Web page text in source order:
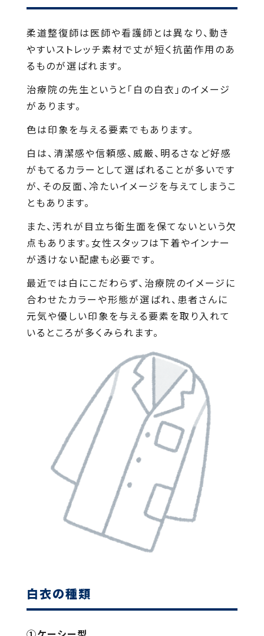
柔道整復師は医師や看護師とは異なり、動き
やすいストレッチ素材で丈が短く抗菌作用のあ
るものが選ばれます。
治療院の先生というと「白の白衣」のイメージ
があります。
色は印象を与える要素でもあります。
白は、清潔感や信頼感、威厳、明るさなど好感
がもてるカラーとして選ばれることが多いです
が、その反面、冷たいイメージを与えてしまうこ
ともあります。
また、汚れが目立ち衛生面を保てないという欠
点もあります。女性スタッフは下着やインナー
が透けない配慮も必要です。
最近では白にこだわらず、治療院のイメージに
合わせたカラーや形態が選ばれ、患者さんに
元気や優しい印象を与える要素を取り入れて
いるところが多くみられます。
白衣の種類